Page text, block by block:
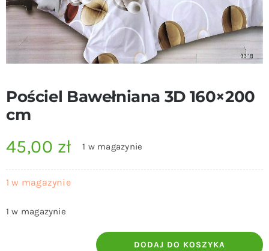
Pościel Bawełniana 3D 160×200
cm
45,00 zł 1 w magazynie
1 w magazynie
1 w magazynie
DODAJ DO KOSZYKA